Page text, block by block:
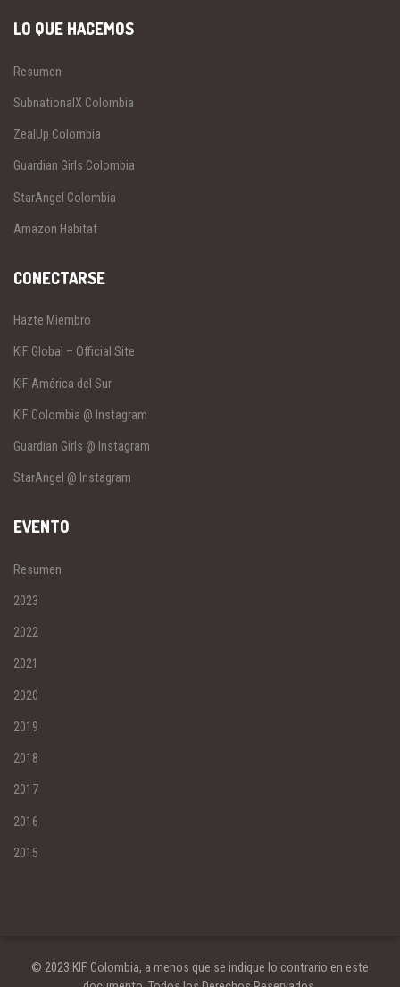
LO QUE HACEMOS
Resumen
SubnationalX Colombia
ZealUp Colombia
Guardian Girls Colombia
StarAngel Colombia
Amazon Habitat
CONECTARSE
Hazte Miembro
KIF Global – Official Site
KIF América del Sur
KIF Colombia @ Instagram
Guardian Girls @ Instagram
StarAngel @ Instagram
EVENTO
Resumen
2023
2022
2021
2020
2019
2018
2017
2016
2015
© 2023 KIF Colombia, a menos que se indique lo contrario en este